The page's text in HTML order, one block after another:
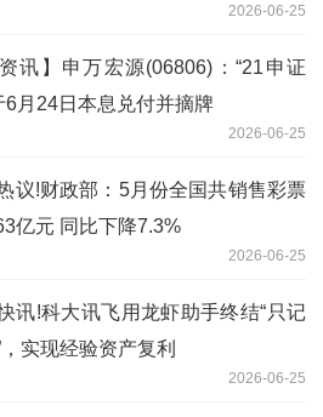
2026-06-25
资讯】申万宏源(06806)：“21申证
6月24日本息兑付并摘牌
2026-06-25
议!财政部：5月份全国共销售彩票
亿元 同比下降7.3%
2026-06-25
讯!科大讯飞用龙虾助手终结“只记
实现经验资产复利
2026-06-25